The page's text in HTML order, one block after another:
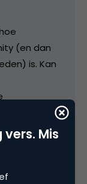
(en dan
is. Kan
euro
ik op
Mis